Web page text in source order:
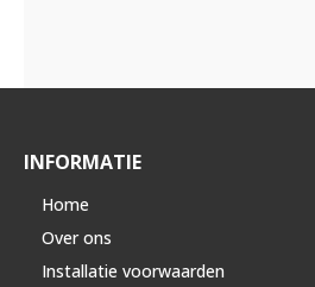
INFORMATIE
Home
Over ons
Installatie voorwaarden